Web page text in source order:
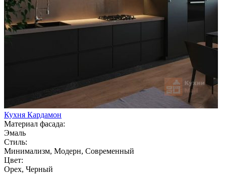
Кухня Кардамон
Материал фасада:
Эмаль
Стиль:
Минимализм, Модерн, Современный
Цвет:
Орех, Черный